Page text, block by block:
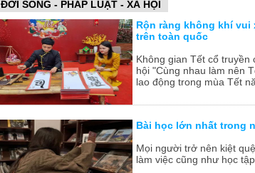
ĐỜI SỐNG - PHÁP LUẬT - XÃ HỘI
Rộn ràng không khí vui
trên toàn quốc
Không gian Tết cổ
hội "Cùng nhau làm nên
lao động trong mùa Tết
Bài học lớn nhất trong
Mọi người trở nên kiệt
làm việc cũng như học tập